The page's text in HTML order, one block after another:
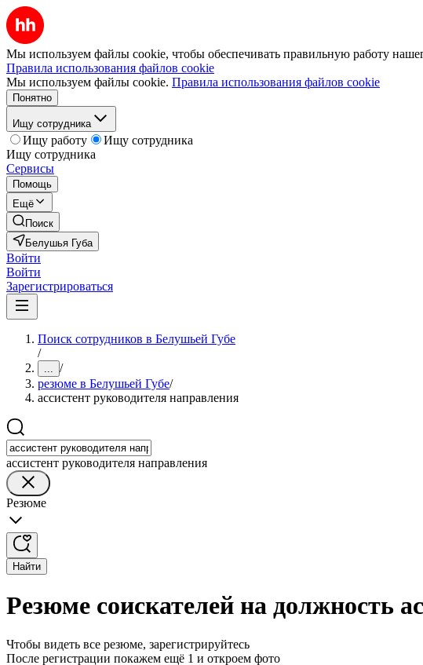
Мы используем файлы cookie, чтобы обеспечивать правильную работу
Правила использования файлов cookie
Мы используем файлы cookie. Правила использования файлов cookie
Понятно
Ищу сотрудника
Ищу работу
Ищу сотрудника
Ищу сотрудника
Сервисы
Помощь
Ещё
Поиск
Белушья Губа
Войти
Войти
Зарегистрироваться
Поиск сотрудников в Белушьей Губе
/
... /
резюме в Белушьей Губе/
ассистент руководителя направления
ассистент руководителя направления
Резюме
Найти
Резюме соискателей на должность
Чтобы видеть все резюме, зарегистрируйтесь
После регистрации покажем ещё 1 и откроем фото